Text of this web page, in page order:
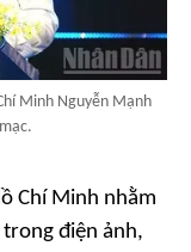
Minh Nguyễn Mạnh
Chí Minh nhằm
điện ảnh,